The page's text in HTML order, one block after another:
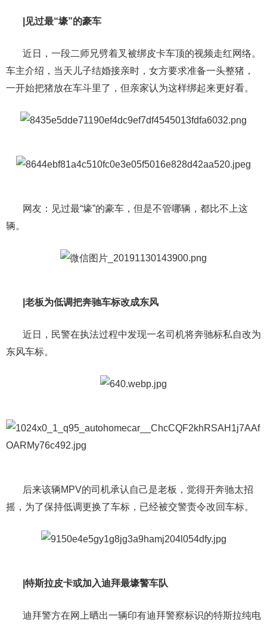
|见过最“壕”的豪车
近日，一段二师兄劈着叉被绑皮卡车顶的视频走红网络。
车主介绍，当天儿子结婚接亲时，女方要求准备一头整猪，
一开始把猪放在车斗里了，但亲家认为这样绑起来更好看。
网友：见过最“壕”的豪车，但是不管哪辆，都比不上这
辆。
|老板为低调把奔驰车标改成东风
近日，民警在执法过程中发现一名司机将奔驰标私自改为
东风车标。
后来该辆MPV的司机承认自己是老板，觉得开奔驰太招
摇，为了保持低调更换了车标，已经被交警责令改回车标。
|特斯拉皮卡或加入迪拜最壕警车队
迪拜警方在网上晒出一辆印有迪拜警察标识的特斯拉纯电